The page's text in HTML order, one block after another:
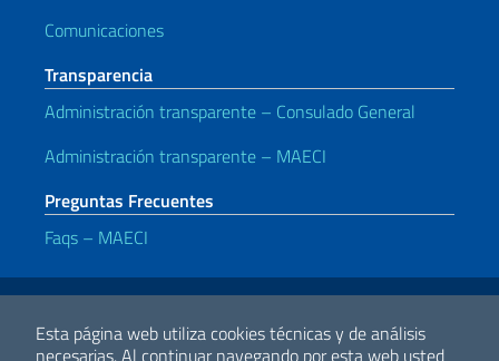
Esta página web utiliza cookies técnicas y de análisis
necesarias. Al continuar navegando por esta web usted
Comunicaciones
Transparencia
Administración transparente – Consulado General
Administración transparente – MAECI
Preguntas Frecuentes
Faqs – MAECI
Enlaces útiles